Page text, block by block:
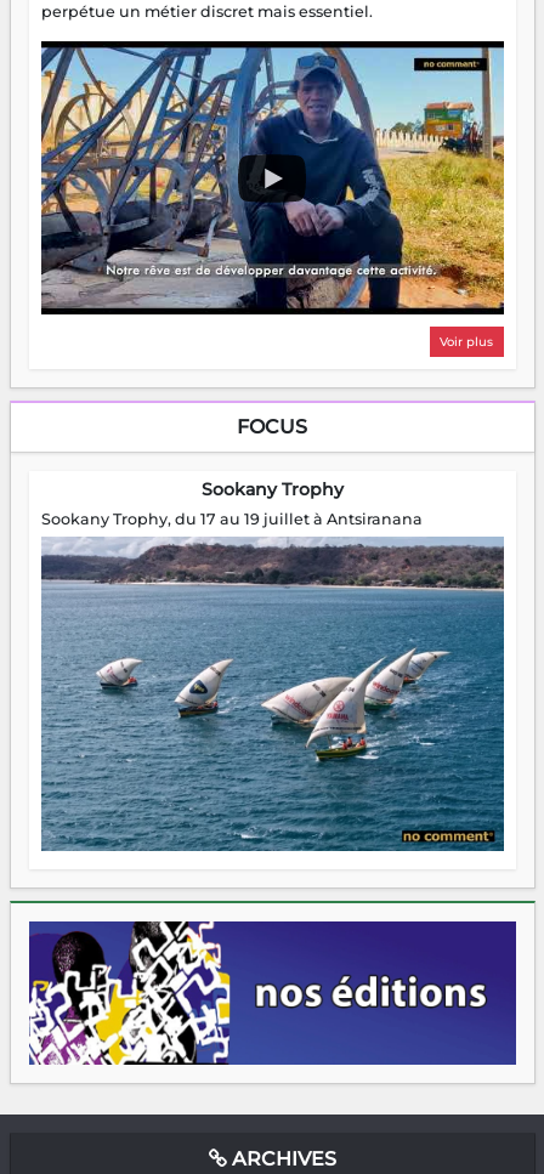
perpétue un métier discret mais essentiel.
Voir plus
FOCUS
Sookany Trophy
Sookany Trophy, du 17 au 19 juillet à Antsiranana
ARCHIVES